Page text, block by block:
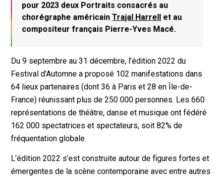
pour 2023 deux Portraits consacrés au
chorégraphe américainTrajal Harrell et au
compositeur français Pierre-Yves Macé.
Du 9 septembre au 31 décembre, l’édition 2022 du
Festival d’Automne a proposé 102 manifestations dans
64 lieux partenaires (dont 36 à Paris et 28 en Île-de-
France) réunissant plus de 250 000 personnes. Les 660
représentations de théâtre, danse et musique ont fédéré
162 000 spectatrices et spectateurs, soit 82% de
fréquentation globale.
L’édition 2022 s’est construite autour de figures fortes et
émergentes de la scène contemporaine avec entre autres